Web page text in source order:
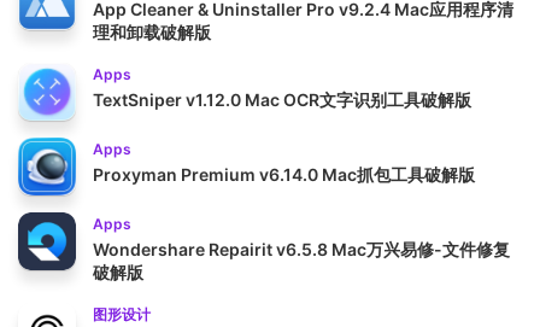
App Cleaner & Uninstaller Pro v9.2.4 Mac应用程序清
理和卸载破解版
Apps
TextSniper v1.12.0 Mac OCR文字识别工具破解版
Apps
Proxyman Premium v6.14.0 Mac抓包工具破解版
Apps
Wondershare Repairit v6.5.8 Mac万兴易修-文件修复
破解版
图形设计